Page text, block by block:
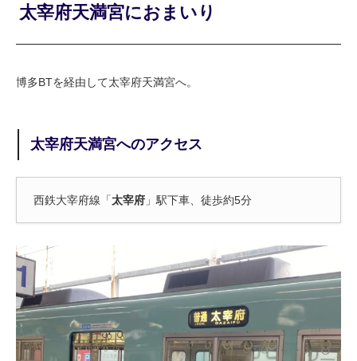
太宰府天満宮におまいり
博多BTを経由して太宰府天満宮へ。
太宰府天満宮へのアクセス
西鉄大宰府線「太宰府 」駅下車、徒歩約5分